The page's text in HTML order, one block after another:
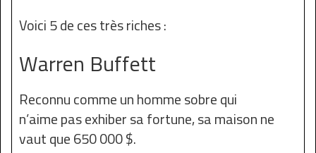
Voici 5 de ces très riches :
Warren Buffett
Reconnu comme un homme sobre qui
n’aime pas exhiber sa fortune, sa maison ne
vaut que 650 000 $.